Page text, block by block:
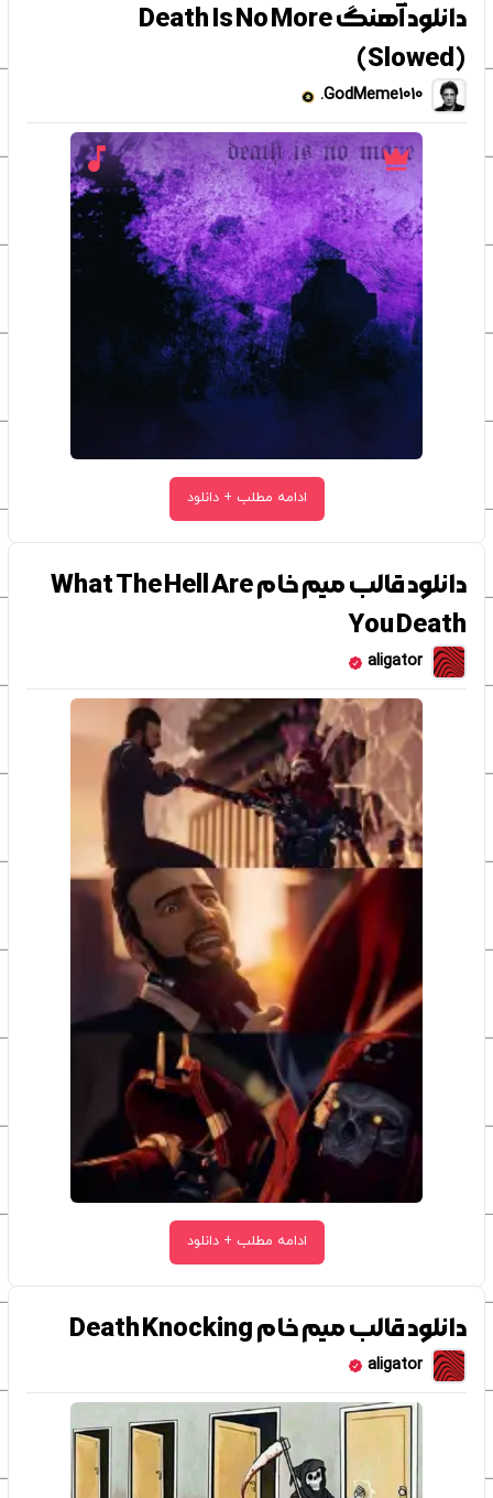
دانلود آهنگ Death Is No More
(Slowed)
GodMeme1010.
ادامه مطلب + دانلود
دانلود قالب میم خام What The Hell Are
You Death
aligator
ادامه مطلب + دانلود
دانلود قالب میم خام Death Knocking
aligator